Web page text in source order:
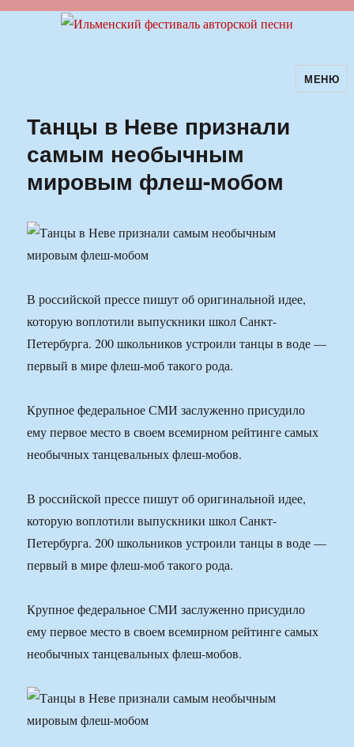
Ильменский фестиваль авторскойМЕНЮ
Танцы в Неве признали
самым необычным
мировым флеш-мобом
В российской прессе пишут об оригинальной идее,
которую воплотили выпускники школ Санкт-
Петербурга. 200 школьников устроили танцы в воде —
первый в мире флеш-моб такого рода.
Крупное федеральное СМИ заслуженно присудило
ему первое место в своем всемирном рейтинге самых
необычных танцевальных флеш-мобов.
В российской прессе пишут об оригинальной идее,
которую воплотили выпускники школ Санкт-
Петербурга. 200 школьников устроили танцы в воде —
первый в мире флеш-моб такого рода.
Крупное федеральное СМИ заслуженно присудило
ему первое место в своем всемирном рейтинге самых
необычных танцевальных флеш-мобов.